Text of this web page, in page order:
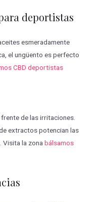
deportistas
esmeradamente
el ungüento es perfecto
CBD deportistas
de las irritaciones.
extractos potencian las
Visita la zonabálsamos